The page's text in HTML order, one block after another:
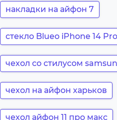
накладки на айфон 7
стекло Blueo iPhone 14
чехол со стилусом
чехол на айфон харьков
чехол айфон 11 про макс